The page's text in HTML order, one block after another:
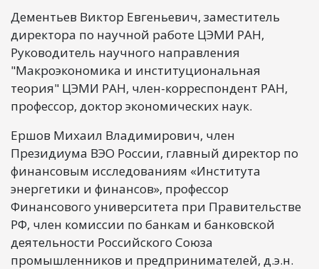
Дементьев Виктор Евгеньевич, заместитель
директора по научной работе ЦЭМИ РАН,
Руководитель научного направления
"Макроэкономика и институциональная
теория" ЦЭМИ РАН, член-корреспондент РАН,
профессор, доктор экономических наук.
Ершов Михаил Владимирович, член
Президиума ВЭО России, главный директор по
финансовым исследованиям «Института
энергетики и финансов», профессор
Финансового университета при Правительстве
РФ, член комиссии по банкам и банковской
деятельности Российского Союза
промышленников и предпринимателей, д.э.н.